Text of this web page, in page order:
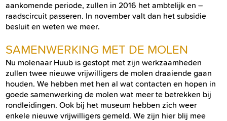
aankomende periode, zullen in 2016 het ambtelijk en –
raadscircuit passeren. In november valt dan het subsidie
besluit en weten we meer.
SAMENWERKING MET DE MOLEN
Nu molenaar Huub is gestopt met zijn werkzaamheden
zullen twee nieuwe vrijwilligers de molen draaiende gaan
houden. We hebben met hen al wat contacten en hopen in
goede samenwerking de molen wat meer te betrekken bij
rondleidingen. Ook bij het museum hebben zich weer
enkele nieuwe vrijwilligers gemeld. We zijn hier blij mee